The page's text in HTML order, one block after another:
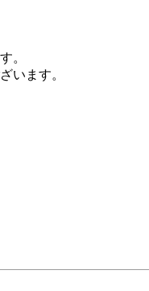
。
います。